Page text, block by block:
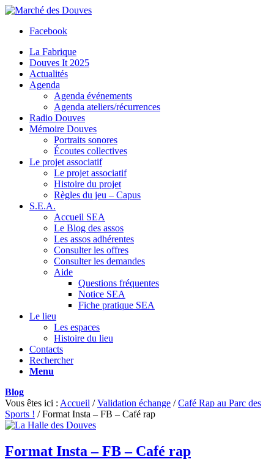
Facebook
La Fabrique
Douves It 2025
Actualités
Agenda
Agenda événements
Agenda ateliers/récurrences
Radio Douves
Mémoire Douves
Portraits sonores
Écoutes collectives
Le projet associatif
Le projet associatif
Histoire du projet
Règles du jeu – Capus
S.E.A.
Accueil SEA
Le Blog des assos
Les assos adhérentes
Consulter les offres
Consulter les demandes
Aide
Questions fréquentes
Notice SEA
Fiche pratique SEA
Le lieu
Les espaces
Histoire du lieu
Contacts
Rechercher
Menu
Blog
Vous êtes ici : Accueil / Validation échange / Café Rap au Parc des
Sports ! / Format Insta – FB – Café rap
Format Insta – FB – Café rap